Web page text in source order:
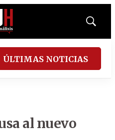
Mostrar
ÚLTIMAS NOTICIAS
al nuevo